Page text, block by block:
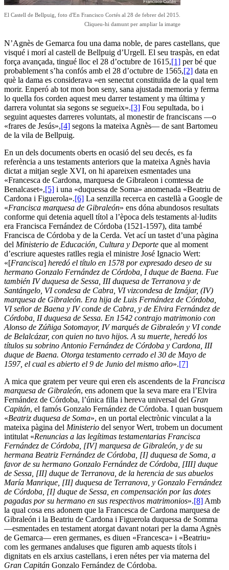
El Castell de Bellpuig, foto d'En Francisco Cortés al 28 de febrer del 2015.
Cliqueu-hi damunt per ampliar la imatge
N’Agnès de Gemarca fou una dama noble, de pares castellans, que
visqué i morí al castell de Bellpuig d’Urgell. El seu traspàs, en edat
força avançada, tingué lloc el 28 d’octubre de 1615,[1] per bé que
probablement s’ha confós amb el 28 d’octubre de 1565,[2] data en
què la dama es considerava «en senectut constituïda de la qual tem
morir. Enperó ab tot mon bon seny, sana ajustada memoria y ferma
lo quella fos corden aquest meu darrer testament y ma última y
darrera voluntat sia segons se segueix».[3] Fou sepultada, bo i
seguint aquestes darreres voluntats, al monestir de franciscans —o
«frares de Jesús»,[4] segons la mateixa Agnès— de sant Bartomeu
de la vila de Bellpuig.
En un dels documents oberts en ocasió del seu decés, es fa
referència a uns testaments anteriors que la mateixa Agnès havia
dictat a mitjan segle XVI, on hi apareixen esmentades una
«Francesca de Cardona, marquesa de Gibraleon i comtessa de
Benalcaset»,[5] i una «duquessa de Soma» anomenada «Beatriu de
Cardona i Figuerola».[6] La senzilla recerca en castellà a Google de
«Francisca marquesa de Gibraleón» ens dóna abundosos resultats
conforme qui detenia aquell títol a l’època dels testaments al·ludits
era Francisca Fernández de Córdoba (1521-1597), dita també
Francisca de Córdoba y de la Cerda. Vet ací un tastet d’una pàgina
del Ministerio de Educación, Cultura y Deporte que al moment
d’escriure aquestes ratlles regia el ministre José Ignacio Wert:
«[Francisca] heredó el título en 1578 por expresado deseo de su
hermano Gonzalo Fernández de Córdoba, I duque de Baena. Fue
también IV duquesa de Sessa, III duquesa de Terranova y de
Santángelo, VI condesa de Cabra, VI vizcondesa de Iznájar, (IV)
marquesa de Gibraleón. Era hija de Luis Fernández de Córdoba,
VI señor de Baena y IV conde de Cabra, y de Elvira Fernández de
Córdoba, II duquesa de Sessa. En 1542 contrajo matrimonio con
Alonso de Zúñiga Sotomayor, IV marqués de Gibraleón y VI conde
de Belalcázar, con quien no tuvo hijos. A su muerte, heredó los
títulos su sobrino Antonio Fernández de Córdoba y Cardona, III
duque de Baena. Otorga testamento cerrado el 30 de Mayo de
1597, el cual es abierto el 9 de Junio del mismo año».[7]
A mica que gratem per veure qui eren els ascendents de la Francisca
marquesa de Gibraleón, ens adonem que la seva mare era l’Elvira
Fernández de Córdoba, l’única filla i hereva universal del Gran
Capitán, el famós Gonzalo Fernández de Córdoba. I quan busquem
«Beatriz duquesa de Soma», en un portal electrònic vinculat a la
mateixa pàgina del Ministerio del senyor Wert, trobem un document
intitulat «Renuncias a las legítimas testamentarias Francisca
Fernández de Córdoba, [IV] marquesa de Gibraleón, y de su
hermana Beatriz Fernández de Córdoba, [I] duquesa de Soma, a
favor de su hermano Gonzalo Fernández de Córdoba, [III] duque
de Sessa, [II] duque de Terranova, de la herencia de sus abuelos
María Manrique, [II] duquesa de Terranova, y Gonzalo Fernández
de Córdoba, [I] duque de Sessa, en compensación por las dotes
pagadas por su hermano en sus respectivos matrimonios».[8] Amb
la qual cosa ens adonem que la Francesca de Cardona marquesa de
Gibraleón i la Beatriu de Cardona i Figuerola duquessa de Somma
—esmentades en testament atorgat davant notari per la dama Agnès
de Gemarca— eren germanes, es diuen «Francesca» i «Beatriu»
com les germanes andaluses que figuren amb aquests títols i
dignitats en els arxius castellans, i eren nétes per via materna del
Gran Capitán Gonzalo Fernández de Córdoba.